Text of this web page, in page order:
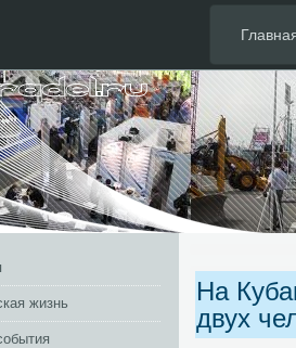
жизнь
На
двух